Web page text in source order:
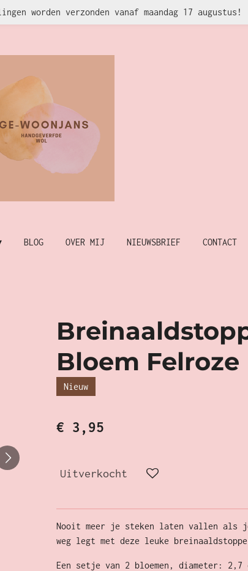
worden verzonden vanaf maandag 17 augustus!
BLOG OVER MIJ NIEUWSBRIEF CONTACT
Bloem Felroze
Nieuw
€ 3,95
Uitverkocht
Nooit meer je steken laten vallen als
weg legt met deze leuke
Een setje van 2 bloemen, diameter: 2,7